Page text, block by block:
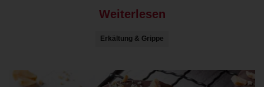
Weiterlesen
Erkältung & Grippe